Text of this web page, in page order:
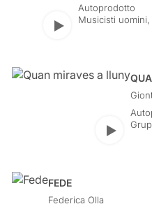
Play
Autoprodotto
Musicisti uomini,
Play
FEDE
Federica Olla